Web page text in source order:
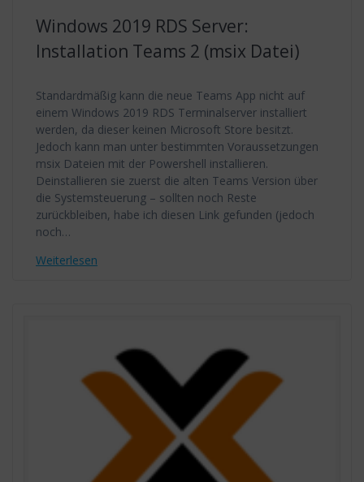
Windows 2019 RDS Server:
Installation Teams 2 (msix Datei)
Standardmäßig kann die neue Teams App nicht auf
einem Windows 2019 RDS Terminalserver installiert
werden, da dieser keinen Microsoft Store besitzt.
Jedoch kann man unter bestimmten Voraussetzungen
msix Dateien mit der Powershell installieren.
Deinstallieren sie zuerst die alten Teams Version über
die Systemsteuerung – sollten noch Reste
zurückbleiben, habe ich diesen Link gefunden (jedoch
noch…
Weiterlesen